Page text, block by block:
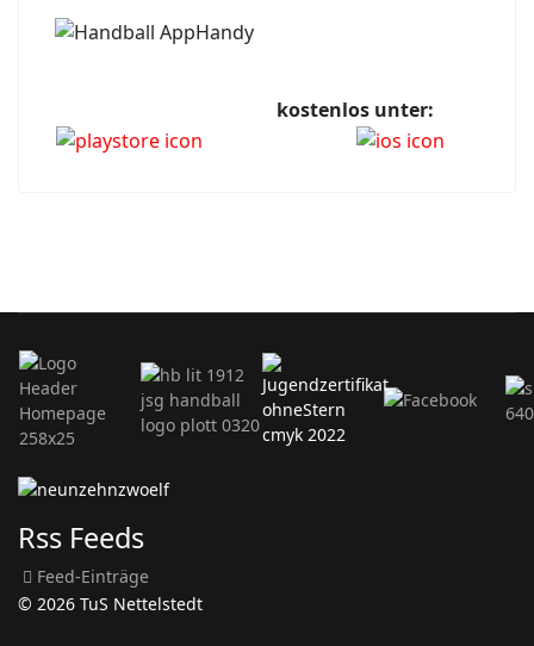
kostenlos unter:
Rss Feeds
Feed-Einträge
© 2026 TuS Nettelstedt